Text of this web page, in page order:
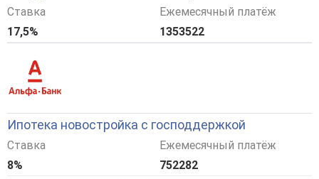
Ставка
17,5%
Ежемесячный платёж
1353522
Ипотека новостройка с господдержкой
Ставка
8%
Ежемесячный платёж
752282